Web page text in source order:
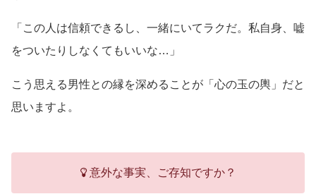
「この人は信頼できるし、一緒にいてラクだ。私自身、嘘
をついたりしなくてもいいな…」
こう思える男性との縁を深めることが「心の玉の輿」だと
思いますよ。
意外な事実、ご存知ですか？